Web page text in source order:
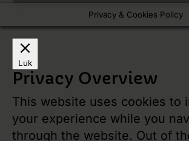
Privacy & Cookies Policy
Luk
Privacy Overview
This website uses cookies to
your experience while you
through the website. Out of